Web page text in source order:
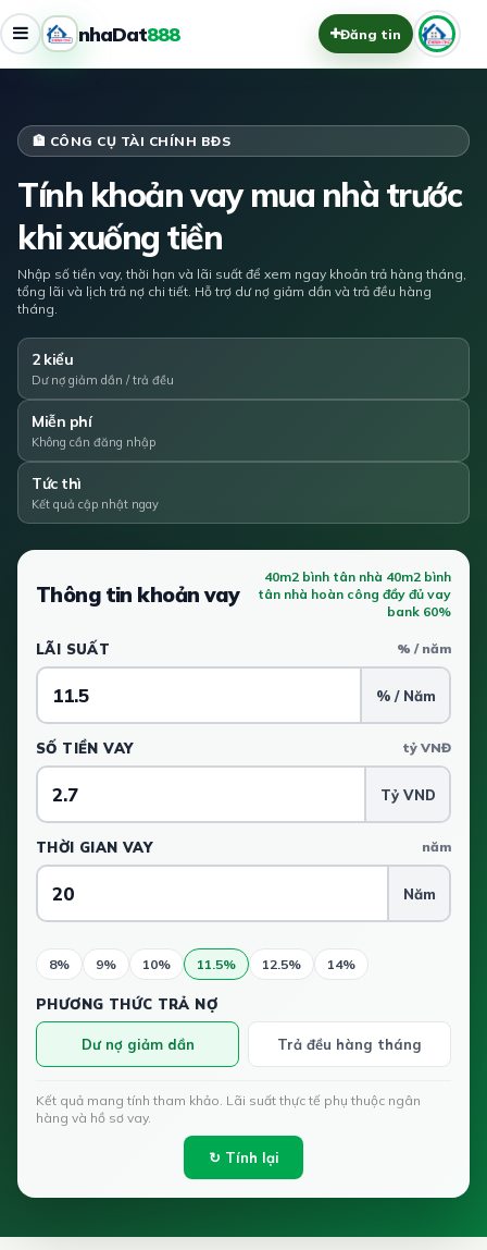
nhaDat888 Đăng tin
🏦 CÔNG CỤ TÀI CHÍNH BĐS
Tính khoản vay mua nhà trước
khi xuống tiền
Nhập số tiền vay, thời hạn và lãi suất để xem ngay khoản trả hàng tháng,
tổng lãi và lịch trả nợ chi tiết. Hỗ trợ dư nợ giảm dần và trả đều hàng
tháng.
2 kiểu
Dư nợ giảm dần / trả đều
Miễn phí
Không cần đăng nhập
Tức thì
Kết quả cập nhật ngay
Thông tin khoản vay
40m2 bình tân nhà 40m2 bình
tân nhà hoàn công đầy đủ vay
bank 60%
LÃI SUẤT % / năm
% / Năm
SỐ TIỀN VAY tỷ VNĐ
Tỷ VND
THỜI GIAN VAY năm
Năm
8% 9% 10% 11.5% 12.5% 14%
PHƯƠNG THỨC TRẢ NỢ
Dư nợ giảm dần Trả đều hàng tháng
Kết quả mang tính tham khảo. Lãi suất thực tế phụ thuộc ngân
hàng và hồ sơ vay.
↻ Tính lại